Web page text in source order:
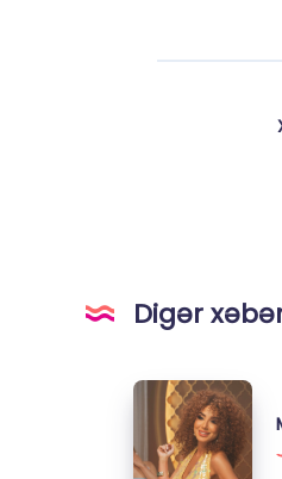
Digər
Mehin
“Labirint”i
təqdim